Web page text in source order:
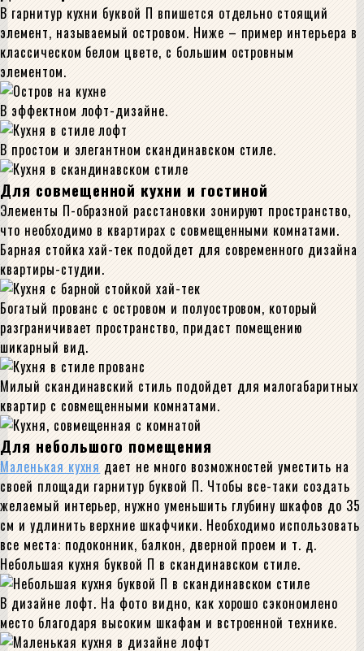
В гарнитур кухни буквой П впишется отдельно стоящий
элемент, называемый островом. Ниже – пример интерьера в
классическом белом цвете, с большим островным
элементом.
В эффектном лофт-дизайне.
В простом и элегантном скандинавском стиле.
Для совмещенной кухни и гостиной
Элементы П-образной расстановки зонируют пространство,
что необходимо в квартирах с совмещенными комнатами.
Барная стойка хай-тек подойдет для современного дизайна
квартиры-студии.
Богатый прованс с островом и полуостровом, который
разграничивает пространство, придаст помещению
шикарный вид.
Милый скандинавский стиль подойдет для малогабаритных
квартир с совмещенными комнатами.
Для небольшого помещения
Маленькая кухня дает не много возможностей уместить на
своей площади гарнитур буквой П. Чтобы все-таки создать
желаемый интерьер, нужно уменьшить глубину шкафов до 35
см и удлинить верхние шкафчики. Необходимо использовать
все места: подоконник, балкон, дверной проем и т. д.
Небольшая кухня буквой П в скандинавском стиле.
В дизайне лофт. На фото видно, как хорошо сэкономлено
место благодаря высоким шкафам и встроенной технике.